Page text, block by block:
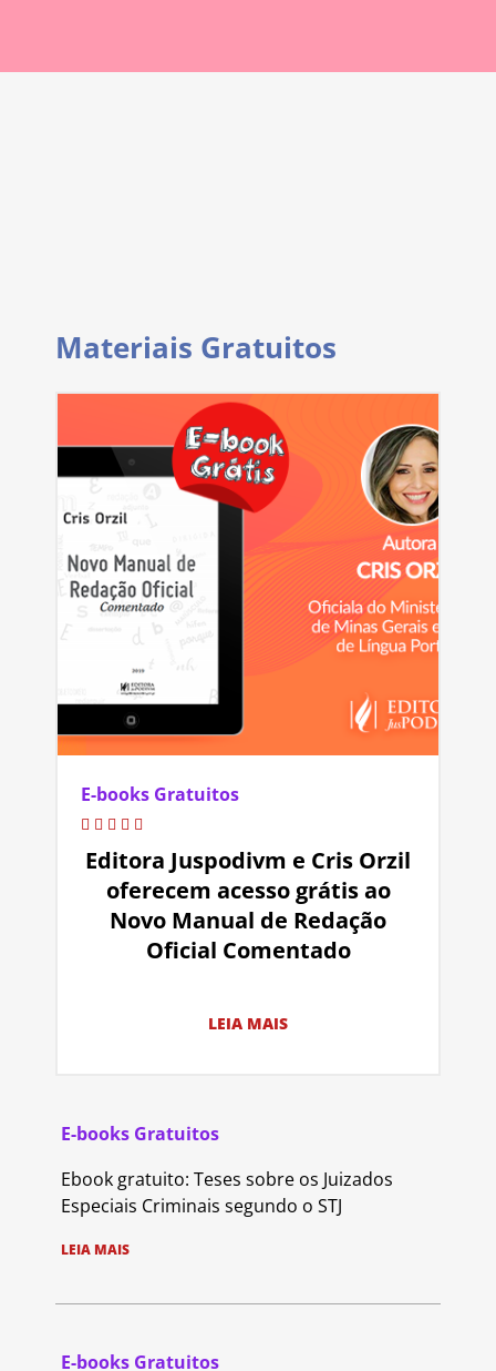
Materiais Gratuitos
E-books Gratuitos
Editora Juspodivm e Cris Orzil
oferecem acesso grátis ao
Novo Manual de Redação
Oficial Comentado
LEIA MAIS
E-books Gratuitos
Ebook gratuito: Teses sobre os Juizados
Especiais Criminais segundo o STJ
LEIA MAIS
E-books Gratuitos